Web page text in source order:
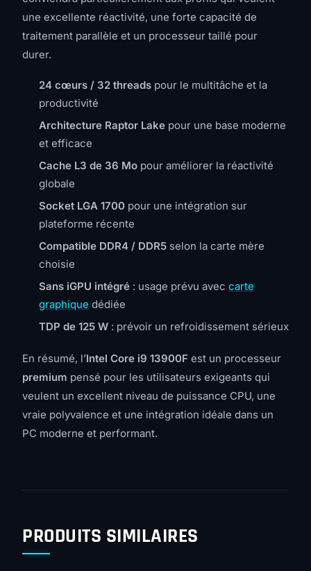
une excellente réactivité, une forte capacité de
traitement parallèle et un processeur taillé pour
durer.
24 cœurs / 32 threads pour le multitâche et la
productivité
Architecture Raptor Lake pour une base moderne
et efficace
Cache L3 de 36 Mo pour améliorer la réactivité
globale
Socket LGA 1700 pour une intégration sur
plateforme récente
Compatible DDR4 / DDR5 selon la carte mère
choisie
Sans iGPU intégré : usage prévu avec carte
graphique dédiée
TDP de 125 W : prévoir un refroidissement sérieux
En résumé, l’Intel Core i9 13900F est un processeur
premium pensé pour les utilisateurs exigeants qui
veulent un excellent niveau de puissance CPU, une
vraie polyvalence et une intégration idéale dans un
PC moderne et performant.
PRODUITS SIMILAIRES